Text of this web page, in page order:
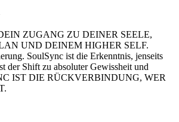
ZUGANG ZU DEINER SEELE,
UND DEINEM HIGHER SELF.
SoulSync ist die Erkenntnis, jenseits
der Shift zu absoluter Gewissheit und
IST DIE RÜCKVERBINDUNG, WER